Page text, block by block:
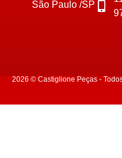
São Paulo /SP
2026 © Castiglione Peças -